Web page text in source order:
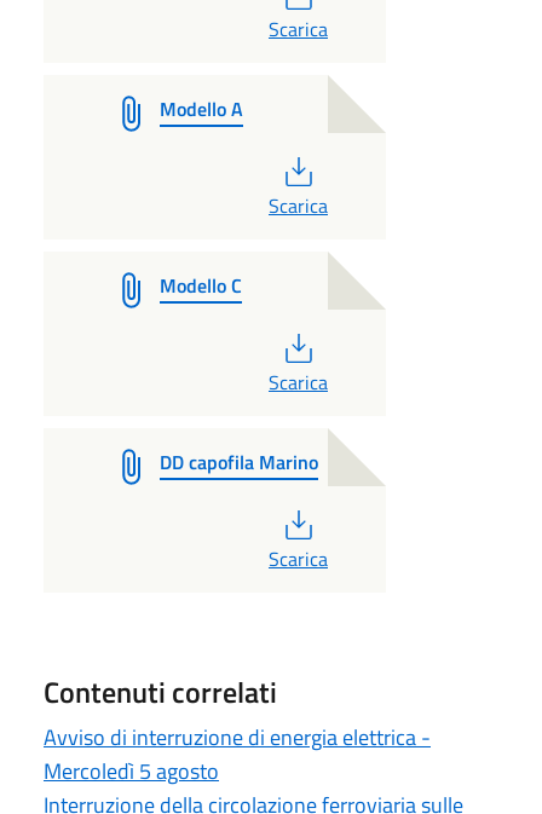
Scarica
Modello A
Scarica
Modello C
Scarica
DD capofila Marino
Scarica
Contenuti correlati
Avviso di interruzione di energia elettrica -
Mercoledì 5 agosto
Interruzione della circolazione ferroviaria sulle